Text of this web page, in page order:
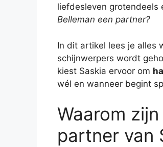
liefdesleven grotendeels
Belleman een partner?
In dit artikel lees je alles
schijnwerpers wordt
kiest Saskia ervoor om
wél en wanneer begint
Waarom
partner van